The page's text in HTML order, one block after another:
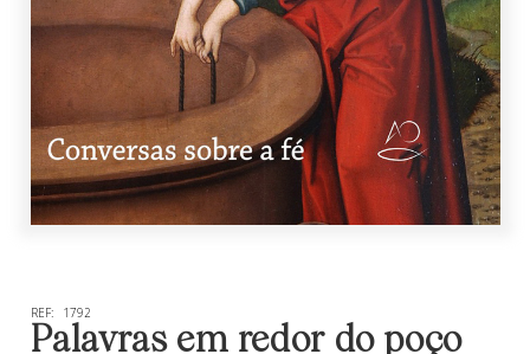
REF: 1792
Palavras em redor do poço